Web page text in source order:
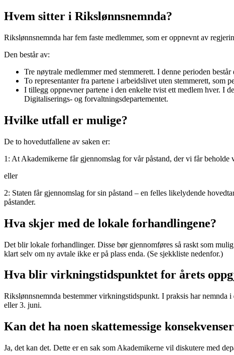
Hvem sitter i Rikslønnsnemnda?
Rikslønnsnemnda har fem faste medlemmer, som er oppnevnt av
Den består av:
Tre nøytrale medlemmer med stemmerett. I denne perioden
To representanter fra partene i arbeidslivet uten stemmerett,
I tillegg oppnevner partene i den enkelte tvist ett medlem hver. I
Digitaliserings- og forvaltningsdepartementet.
Hvilke utfall er mulige?
De to hovedutfallene av saken er:
1: At Akademikerne får gjennomslag for vår påstand, der vi får
eller
2: Staten får gjennomslag for sin påstand – en felles likelydende
påstander.
Hva skjer med de lokale forhandlingene?
Det blir lokale forhandlinger. Disse bør gjennomføres så raskt som
klart selv om ny avtale ikke er på plass enda. (Se sjekkliste nedenfor.)
Hva blir virkningstidspunktet for årets
Rikslønnsnemnda bestemmer virkningstidspunkt. I praksis har nemnda
eller 3. juni.
Kan det ha noen skattemessige
Ja, det kan det. Dette er en sak som Akademikerne vil diskutere med